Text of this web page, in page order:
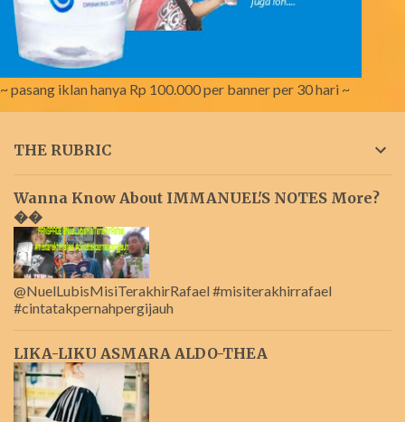
~ pasang iklan hanya Rp 100.000 per banner per 30 hari ~
THE RUBRIC
Wanna Know About IMMANUEL'S NOTES More?
��
@NuelLubisMisiTerakhirRafael #misiterakhirrafael
#cintatakpernahpergijauh
LIKA-LIKU ASMARA ALDO-THEA